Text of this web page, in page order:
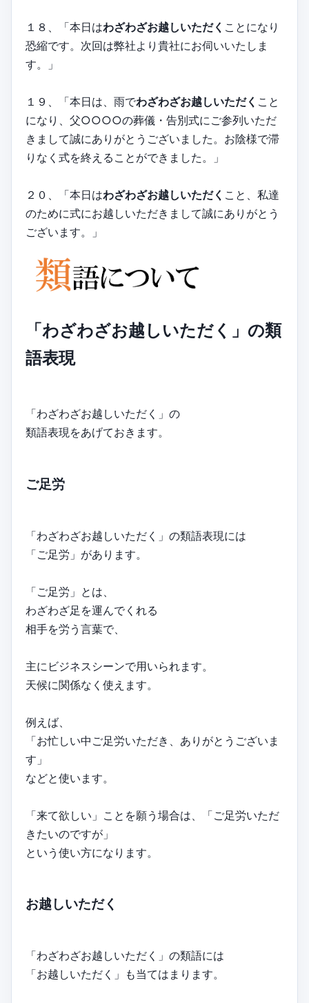
１８、「本日はわざわざお越しいただく ことになり
恐縮です。次回は弊社より貴社にお伺いいたしま
す。」
１９、「本日は、雨でわざわざお越しいただく こと
になり、父○○○○の葬儀・告別式にご参列いただ
きまして誠にありがとうございました。お陰様で滞
りなく式を終えることができました。」
２０、「本日はわざわざお越しいただく こと、私達
のために式にお越しいただきまして誠にありがとう
ございます。」
「わざわざお越しいただく」の類
語表現
「わざわざお越しいただく」の
類語表現をあげておきます。
ご足労
「わざわざお越しいただく」の類語表現には
「ご足労」があります。
「ご足労」とは、
わざわざ足を運んでくれる
相手を労う言葉で、
主にビジネスシーンで用いられます。
天候に関係なく使えます。
例えば、
「お忙しい中ご足労いただき、ありがとうございま
す」
などと使います。
「来て欲しい」ことを願う場合は、「ご足労いただ
きたいのですが」
という使い方になります。
お越しいただく
「わざわざお越しいただく」の類語には
「お越しいただく」も当てはまります。